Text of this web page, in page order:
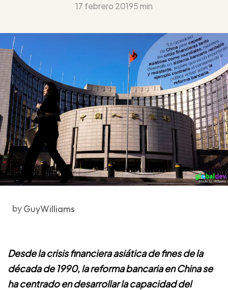
17 febrero 20195 min
byGuyWilliams
Desde la crisis financiera asiática de fines de la
década de 1990, la reforma bancaria en China se
ha centrado en desarrollar la capacidad del